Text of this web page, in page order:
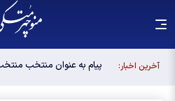
آخرین اخبار:
پیام به عنوان منتخب